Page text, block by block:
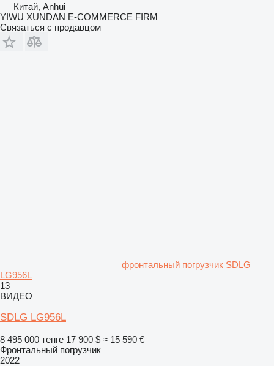
Китай, Anhui
YIWU XUNDAN E-COMMERCE FIRM
Связаться с продавцом
фронтальный погрузчик SDLG
LG956L
13
ВИДЕО
SDLG LG956L
8 495 000 тенге 17 900 $ ≈ 15 590 €
Фронтальный погрузчик
2022